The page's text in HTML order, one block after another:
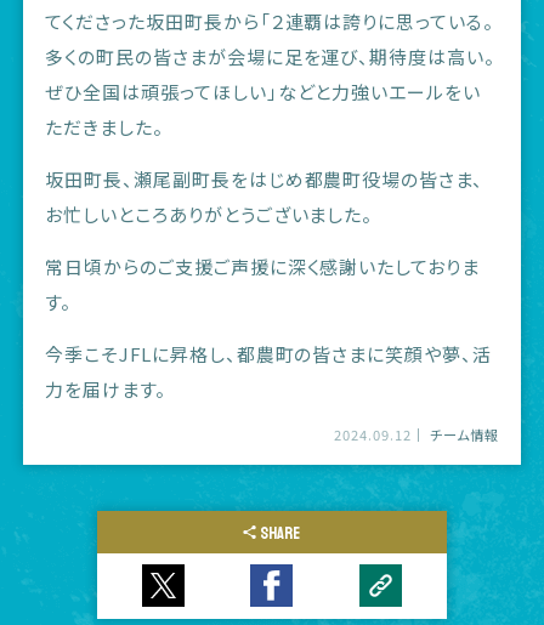
てくださった坂田町長から「２連覇は誇りに思っている。
多くの町民の皆さまが会場に足を運び、期待度は高い。
ぜひ全国は頑張ってほしい」などと力強いエールをい
ただきました。
坂田町長、瀬尾副町長をはじめ都農町役場の皆さま、
お忙しいところありがとうございました。
常日頃からのご支援ご声援に深く感謝いたしておりま
す。
今季こそJFLに昇格し、都農町の皆さまに笑顔や夢、活
力を届けます。
2024.09.12 チーム情報
SHARE